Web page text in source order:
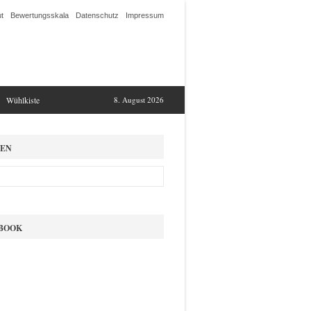
Bewertungsskala Datenschutz Impressum
8. August 2026
Wühlkiste